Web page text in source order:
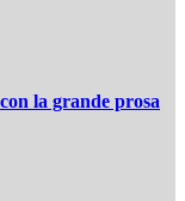
la grande prosa